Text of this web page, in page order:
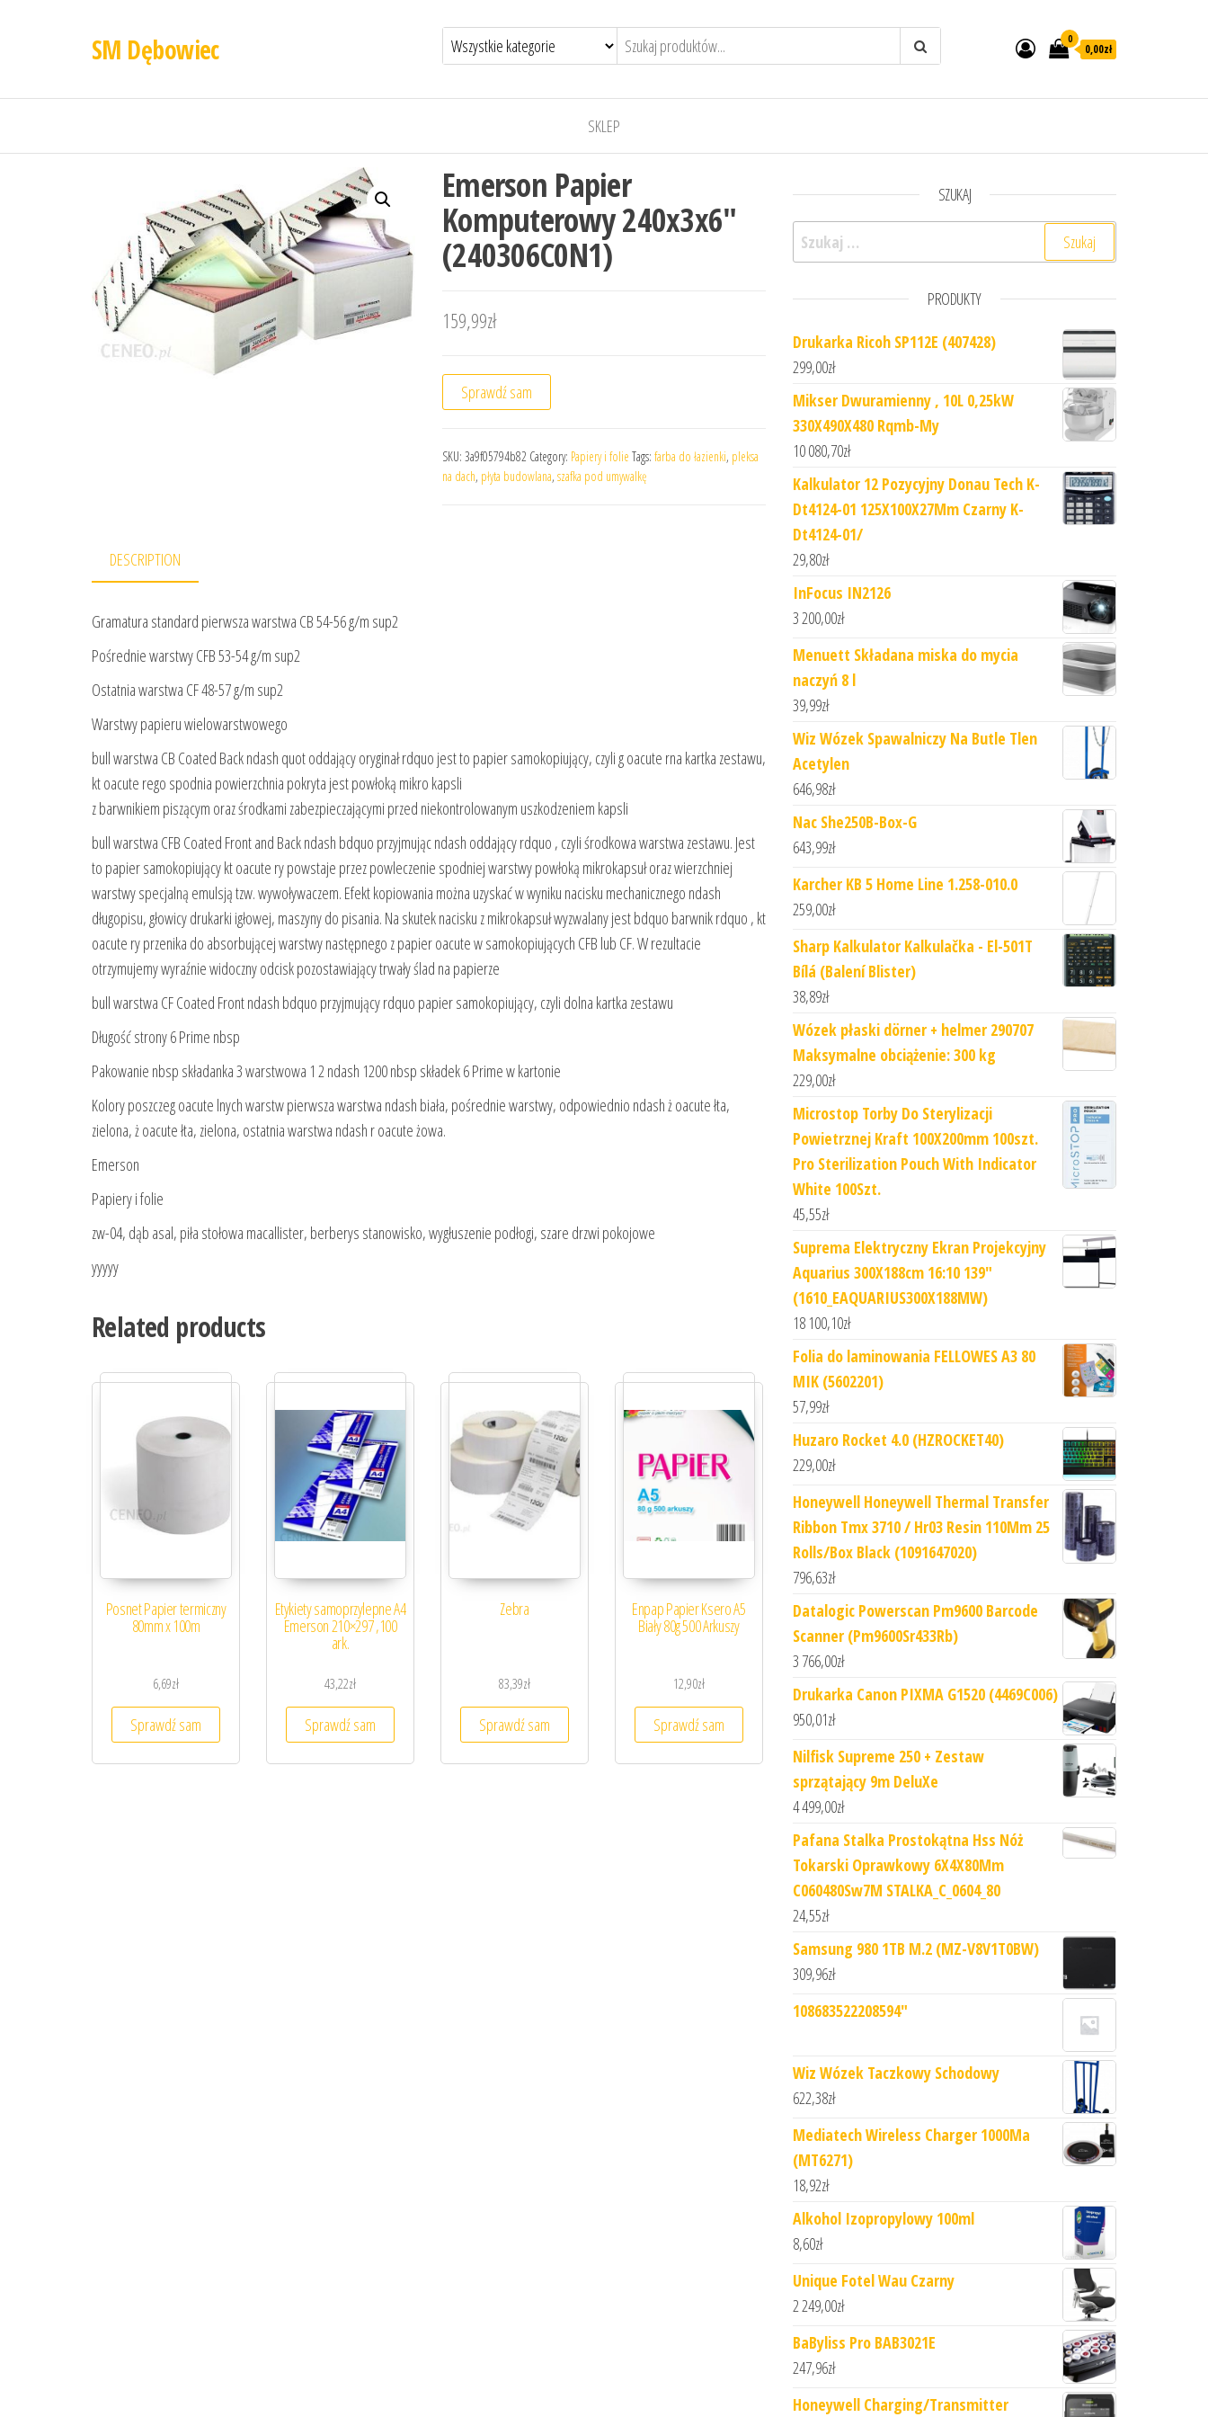
SM Dębowiec 0
0,00zł
SKLEP
Emerson Papier
Komputerowy 240x3x6″
(240306C0N1)
159,99zł
Sprawdź sam
SKU: 3a9f05794b82 Category: Papiery i folie Tags: farba do łazienki, pleksa
na dach, płyta budowlana, szafka pod umywalkę
DESCRIPTION
Gramatura standard pierwsza warstwa CB 54-56 g/m sup2
Pośrednie warstwy CFB 53-54 g/m sup2
Ostatnia warstwa CF 48-57 g/m sup2
Warstwy papieru wielowarstwowego
bull warstwa CB Coated Back ndash quot oddający oryginał rdquo jest to papier samokopiujący, czyli g oacute rna kartka zestawu,
kt oacute rego spodnia powierzchnia pokryta jest powłoką mikro kapsli
z barwnikiem piszącym oraz środkami zabezpieczającymi przed niekontrolowanym uszkodzeniem kapsli
bull warstwa CFB Coated Front and Back ndash bdquo przyjmując ndash oddający rdquo , czyli środkowa warstwa zestawu. Jest
to papier samokopiujący kt oacute ry powstaje przez powleczenie spodniej warstwy powłoką mikrokapsuł oraz wierzchniej
warstwy specjalną emulsją tzw. wywoływaczem. Efekt kopiowania można uzyskać w wyniku nacisku mechanicznego ndash
długopisu, głowicy drukarki igłowej, maszyny do pisania. Na skutek nacisku z mikrokapsuł wyzwalany jest bdquo barwnik rdquo , kt
oacute ry przenika do absorbującej warstwy następnego z papier oacute w samokopiujących CFB lub CF. W rezultacie
otrzymujemy wyraźnie widoczny odcisk pozostawiający trwały ślad na papierze
bull warstwa CF Coated Front ndash bdquo przyjmujący rdquo papier samokopiujący, czyli dolna kartka zestawu
Długość strony 6 Prime nbsp
Pakowanie nbsp składanka 3 warstwowa 1 2 ndash 1200 nbsp składek 6 Prime w kartonie
Kolory poszczeg oacute lnych warstw pierwsza warstwa ndash biała, pośrednie warstwy, odpowiednio ndash ż oacute łta,
zielona, ż oacute łta, zielona, ostatnia warstwa ndash r oacute żowa.
Emerson
Papiery i folie
zw-04, dąb asal, piła stołowa macallister, berberys stanowisko, wygłuszenie podłogi, szare drzwi pokojowe
yyyyy
Related products
Posnet Papier termiczny
80mm x 100m
6,69zł
Sprawdź sam
Etykiety samoprzylepne A4
Emerson 210×297 ,100
ark.
43,22zł
Sprawdź sam
Zebra
83,39zł
Sprawdź sam
Enpap Papier Ksero A5
Biały 80g 500 Arkuszy
12,90zł
Sprawdź sam
SZUKAJ
Szukaj:
PRODUKTY
Drukarka Ricoh SP112E (407428)
299,00zł
Mikser Dwuramienny , 10L 0,25kW
330X490X480 Rqmb-My
10 080,70zł
Kalkulator 12 Pozycyjny Donau Tech K-
Dt4124-01 125X100X27Mm Czarny K-
Dt4124-01/
29,80zł
InFocus IN2126
3 200,00zł
Menuett Składana miska do mycia
naczyń 8 l
39,99zł
Wiz Wózek Spawalniczy Na Butle Tlen
Acetylen
646,98zł
Nac She250B-Box-G
643,99zł
Karcher KB 5 Home Line 1.258-010.0
259,00zł
Sharp Kalkulator Kalkulačka - El-501T
Bílá (Balení Blister)
38,89zł
Wózek płaski dörner + helmer 290707
Maksymalne obciążenie: 300 kg
229,00zł
Microstop Torby Do Sterylizacji
Powietrznej Kraft 100X200mm 100szt.
Pro Sterilization Pouch With Indicator
White 100Szt.
45,55zł
Suprema Elektryczny Ekran Projekcyjny
Aquarius 300X188cm 16:10 139"
(1610_EAQUARIUS300X188MW)
18 100,10zł
Folia do laminowania FELLOWES A3 80
MIK (5602201)
57,99zł
Huzaro Rocket 4.0 (HZROCKET40)
229,00zł
Honeywell Honeywell Thermal Transfer
Ribbon Tmx 3710 / Hr03 Resin 110Mm 25
Rolls/Box Black (1091647020)
796,63zł
Datalogic Powerscan Pm9600 Barcode
Scanner (Pm9600Sr433Rb)
3 766,00zł
Drukarka Canon PIXMA G1520 (4469C006)
950,01zł
Nilfisk Supreme 250 + Zestaw
sprzątający 9m DeluXe
4 499,00zł
Pafana Stalka Prostokątna Hss Nóż
Tokarski Oprawkowy 6X4X80Mm
C060480Sw7M STALKA_C_0604_80
24,55zł
Samsung 980 1TB M.2 (MZ-V8V1T0BW)
309,96zł
108683522208594"
Wiz Wózek Taczkowy Schodowy
622,38zł
Mediatech Wireless Charger 1000Ma
(MT6271)
18,92zł
Alkohol Izopropylowy 100ml
8,60zł
Unique Fotel Wau Czarny
2 249,00zł
BaByliss Pro BAB3021E
247,96zł
Honeywell Charging/Transmitter